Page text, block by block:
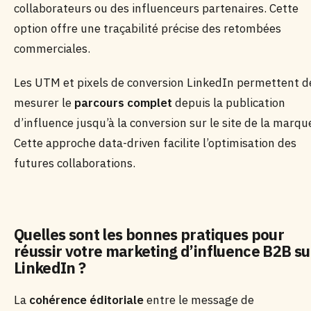
collaborateurs ou des influenceurs partenaires. Cette
option offre une traçabilité précise des retombées
commerciales.
Les UTM et pixels de conversion LinkedIn permettent
mesurer le parcours complet depuis la publication
d’influence jusqu’à la conversion sur le site de la
Cette approche data-driven facilite l’optimisation des
futures collaborations.
Quelles sont les bonnes pratiques pour
réussir votre marketing d’influence B2B
LinkedIn ?
La cohérence éditorialeentre le message de